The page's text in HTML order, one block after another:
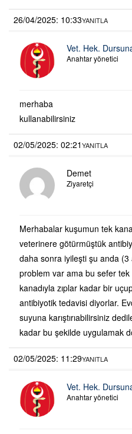
26/04/2025: 10:33YANITLA
Vet. Hek.
Anahtar yönetici
merhaba
kullanabilirsiniz
02/05/2025: 02:21YANITLA
Demet
Ziyaretçi
Merhabalar kuşumun tek
veterinere götürmüştük
daha sonra iyileşti şu anda
problem var ama bu sefer tek
kanadıyla zıplar kadar bir
antibiyotik tedavisi diyorlar.
suyuna karıştırıabilirsiniz
kadar bu şekilde uygulamak
02/05/2025: 11:29YANITLA
Vet. Hek.
Anahtar yönetici